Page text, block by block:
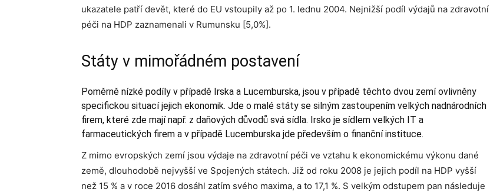
ukazatele patří devět, které do EU vstoupily až po 1. lednu 2004. Nejnižší podíl výdajů na zdravotní
péči na HDP zaznamenali v Rumunsku [5,0%].
Státy v mimořádném postavení
Poměrně nízké podíly v případě Irska a Lucemburska, jsou v případě těchto dvou zemí ovlivněny
specifickou situací jejich ekonomik. Jde o malé státy se silným zastoupením velkých nadnárodních
firem, které zde mají např. z daňových důvodů svá sídla. Irsko je sídlem velkých IT a
farmaceutických firem a v případě Lucemburska jde především o finanční instituce.
Z mimo evropských zemí jsou výdaje na zdravotní péči ve vztahu k ekonomickému výkonu dané
země, dlouhodobě nejvyšší ve Spojených státech. Již od roku 2008 je jejich podíl na HDP vyšší
než 15 % a v roce 2016 dosáhl zatím svého maxima, a to 17,1 %. S velkým odstupem pan následuje